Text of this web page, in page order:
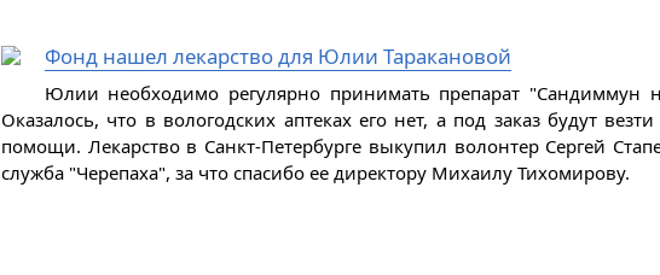
Фонд нашел лекарство для Юлии Таракановой
Юлии необходимо регулярно принимать препарат "Сандиммун
Оказалось, что в вологодских аптеках его нет, а под заказ будут
помощи. Лекарство в Санкт-Петербурге выкупил волонтер Сергей
служба "Черепаха", за что спасибо ее директору Михаилу Тихомирову.